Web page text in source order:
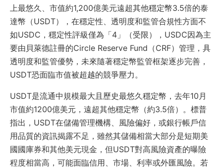
上最悠久、市值約1,200億美元遠超其他穩定幣3.5倍的泰
達幣（USDT），在穩定性、透明度和監管合規性方面不
如USDC，穩定性評級僅為「4」（受限），USDC因為主
要由貝萊德註冊的Circle Reserve Fund（CRF）管理，具
透明度和監管優勢，未來隨著穩定幣監管框架逐步完善，
USDT恐面臨市值被超越的競爭壓力。
USDT是流通中規模最大且歷史最悠久穩定幣，去年10月
市值約1200億美元，遠超其他穩定幣（約3.5倍）。標普
指出，USDT在儲備管理機構、風險偏好，或銀行帳戶信
用品質的資訊揭露不足，雖然其儲備相當大部分是短期美
國國庫券和其他美元現金，但USDT對高風險資產的曝險
程度相當高，可能面臨信用、市場、利率或外匯風險。若